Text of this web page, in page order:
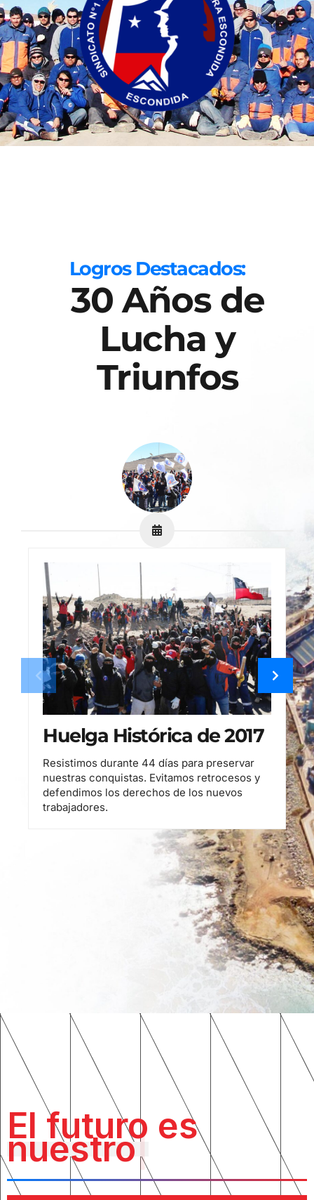
Logros Destacados:
30 Años de
Lucha y
Triunfos
Huelga Histórica de 2017
Resistimos durante 44 días para preservar
nuestras conquistas. Evitamos retrocesos y
defendimos los derechos de los nuevos
trabajadores.
El futuro es
nuestro